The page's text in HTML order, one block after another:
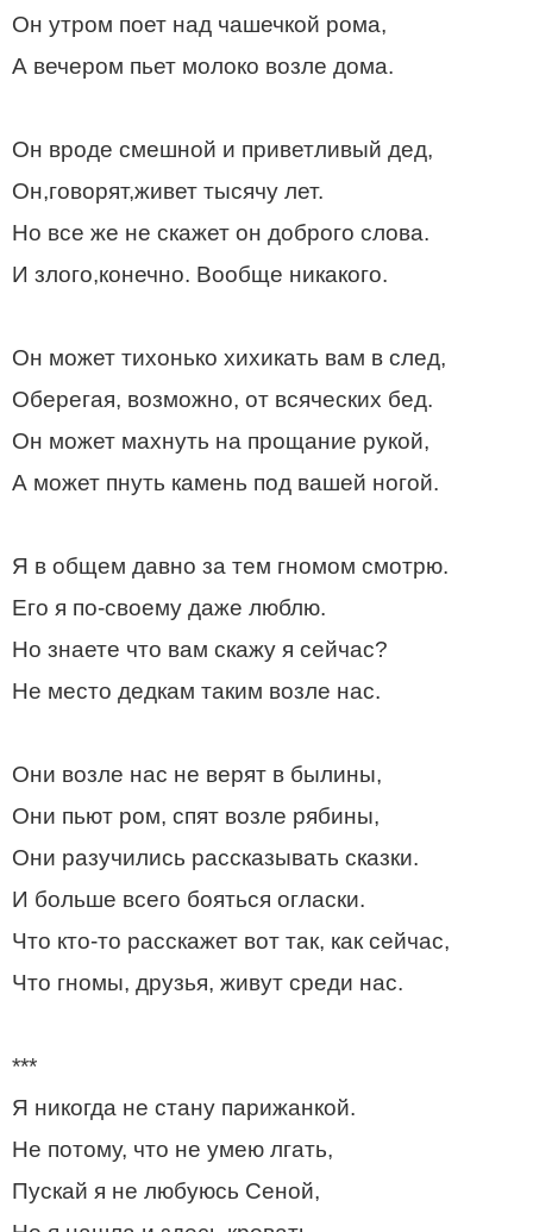
Он утром поет над чашечкой рома,
А вечером пьет молоко возле дома.
Он вроде смешной и приветливый дед,
Он,говорят,живет тысячу лет.
Но все же не скажет он доброго слова.
И злого,конечно. Вообще никакого.
Он может тихонько хихикать вам в след,
Оберегая, возможно, от всяческих бед.
Он может махнуть на прощание рукой,
А может пнуть камень под вашей ногой.
Я в общем давно за тем гномом смотрю.
Его я по-своему даже люблю.
Но знаете что вам скажу я сейчас?
Не место дедкам таким возле нас.
Они возле нас не верят в былины,
Они пьют ром, спят возле рябины,
Они разучились рассказывать сказки.
И больше всего бояться огласки.
Что кто-то расскажет вот так, как сейчас,
Что гномы, друзья, живут среди нас.
***
Я никогда не стану парижанкой.
Не потому, что не умею лгать,
Пускай я не любуюсь Сеной,